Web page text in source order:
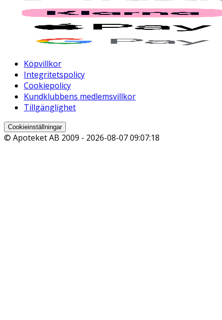
Köpvillkor
Integritetspolicy
Cookiepolicy
Kundklubbens medlemsvillkor
Tillgänglighet
Cookieinställningar
© Apoteket AB 2009 - 2026-08-07 09:07:18